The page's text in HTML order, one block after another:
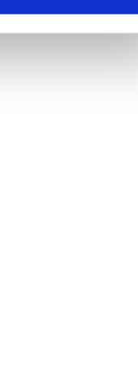
kullanılmaktadır. Bu
sunulması
sizlere yönelik
bilgi için Ayarlar
ve sitemizde ilgili